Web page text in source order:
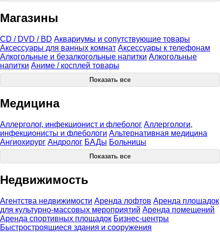
Магазины
CD / DVD / BD Аквариумы и сопутствующие товары
Аксессуары для ванных комнат Аксессуары к телефонам
Алкогольные и безалкогольные напитки Алкогольные
напитки Аниме / косплей товары
Показать все
Медицина
Аллерголог, инфекционист и флеболог Аллергологи,
инфекционисты и флебологи Альтернативная медицина
Ангиохирург Андролог БАДы Больницы
Показать все
Недвижимость
Агентства недвижимости Аренда лофтов Аренда площадок
для культурно-массовых мероприятий Аренда помещений
Аренда спортивных площадок Бизнес-центры
Быстростроящиеся здания и сооружения